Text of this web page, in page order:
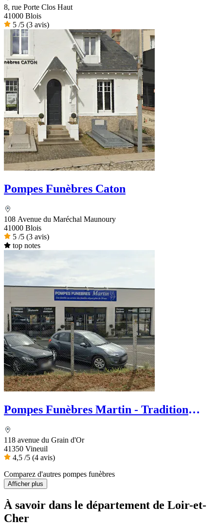
8, rue Porte Clos Haut
41000 Blois
5 /5 (3 avis)
Pompes Funèbres Caton
108 Avenue du Maréchal Maunoury
41000 Blois
5 /5 (3 avis)
top notes
Pompes Funèbres Martin - Tradition
118 avenue du Grain d'Or
41350 Vineuil
4,5 /5 (4 avis)
Comparez d'autres pompes funèbres
Afficher plus
À savoir dans le département de Loir-et-
Cher